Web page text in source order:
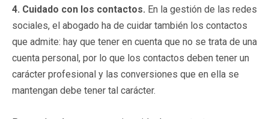
4. Cuidado con los contactos. En la gestión de las redes
sociales, el abogado ha de cuidar también los contactos
que admite: hay que tener en cuenta que no se trata de una
cuenta personal, por lo que los contactos deben tener un
carácter profesional y las conversiones que en ella se
mantengan debe tener tal carácter.